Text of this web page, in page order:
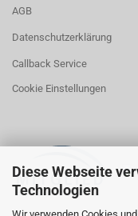
Diese Webseite
Technologien
AGB
Datenschutzerklärung
Callback Service
Cookie Einstellungen